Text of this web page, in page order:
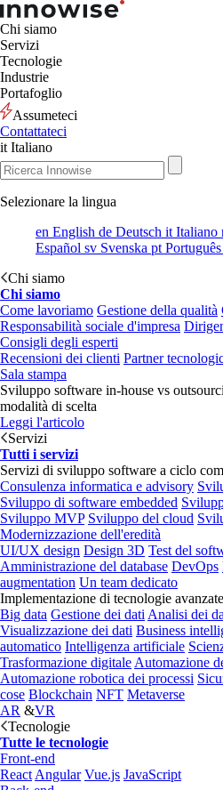
Chi siamo
Servizi
Tecnologie
Industrie
Portafoglio
Assumeteci
Contattateci
it Italiano
Selezionare la lingua
en English de Deutsch it Italiano
Español sv Svenska pt Português
Chi siamo
Chi siamo
Come lavoriamo Gestione della qualità
Responsabilità sociale d'impresa
Consigli degli esperti
Recensioni dei clienti Partner
Sala stampa
Sviluppo software in-house vs
modalità di scelta
Leggi l'articolo
Servizi
Tutti i servizi
Servizi di sviluppo software a ciclo
Consulenza informatica e advisory
Sviluppo di software embedded
Sviluppo MVP Sviluppo del cloud
Modernizzazione dell'eredità
UI/UX design Design 3D Test del
Amministrazione del database DevOps
augmentation Un team dedicato
Implementazione di tecnologie avanzate
Big data Gestione dei dati Analisi dei
Visualizzazione dei dati Business
automatico Intelligenza artificiale
Trasformazione digitale Automazione
Automazione robotica dei processi
cose Blockchain NFT Metaverse
AR &VR
Tecnologie
Tutte le tecnologie
Front-end
React Angular Vue.js JavaScript